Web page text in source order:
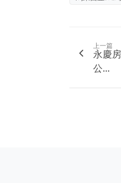
上一篇
永慶
公...